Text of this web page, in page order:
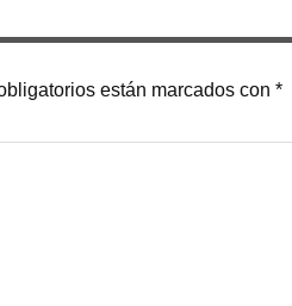
están marcados con *